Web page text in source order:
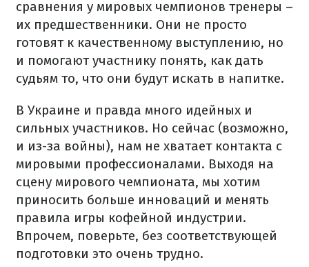
сравнения у мировых чемпионов тренеры –
их предшественники. Они не просто
готовят к качественному выступлению, но
и помогают участнику понять, как дать
судьям то, что они будут искать в напитке.
В Украине и правда много идейных и
сильных участников. Но сейчас (возможно,
и из-за войны), нам не хватает контакта с
мировыми профессионалами. Выходя на
сцену мирового чемпионата, мы хотим
приносить больше инноваций и менять
правила игры кофейной индустрии.
Впрочем, поверьте, без соответствующей
подготовки это очень трудно.